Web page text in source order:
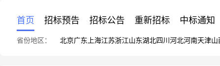
首页 招标预告 招标公告 重新招标 中标通知
省份地区： 北京广东 上海江苏浙江山东湖北四川 河北河南天津山